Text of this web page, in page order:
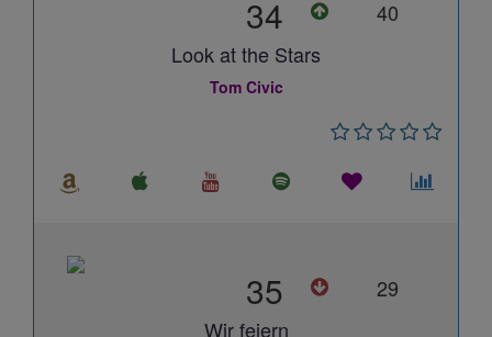
34
40
Look at the Stars
Tom Civic
35
29
Wir feiern